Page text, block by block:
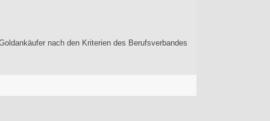
nach den Kriterien des Berufsverbandes